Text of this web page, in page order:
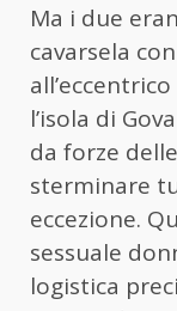
Ma i due
cavarsela
l’isola di
da forze
sterminare
eccezione.
sessuale
logistica